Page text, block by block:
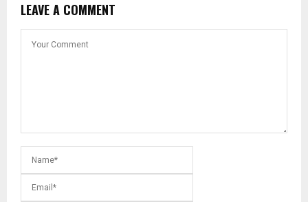
LEAVE A COMMENT